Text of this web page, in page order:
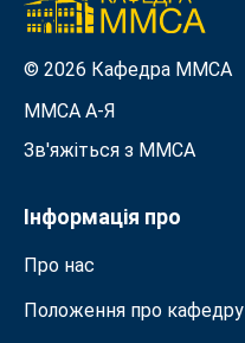
© 2026 Кафедра ММСА
ММСА A-Я
Зв'яжіться з MMСА
Інформація про
Про нас
Положення про кафедру